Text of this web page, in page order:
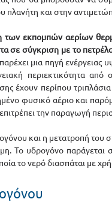
πλανήτη και στην
των εκπομπών αερίων
σε σύγκριση με το
μια πηγή ενέργειας
περιεκτικότητα
έχουν περίπου
φυσικό αέριο και
την παραγωγή
και η μετατροπή του
Το υδρογόνο
το νερό διασπάται με